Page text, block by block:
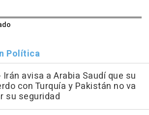
Política
Irán avisa a Arabia Saudí que su
con Turquía y Pakistán no va
su seguridad